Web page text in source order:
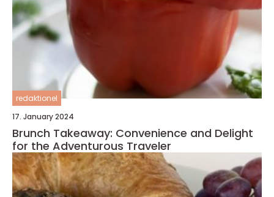
redaktionel
17. January 2024
Brunch Takeaway: Convenience and Delight
for the Adventurous Traveler